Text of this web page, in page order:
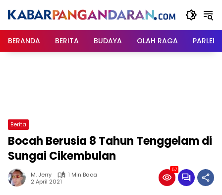
BERANDA
BERITA BUDAYA OLAH RAGA
Berita
Bocah Berusia 8 Tahun Tenggelam di
Sungai Cikembulan
M. Jerry
1 Min Baca
2 April 2021
57